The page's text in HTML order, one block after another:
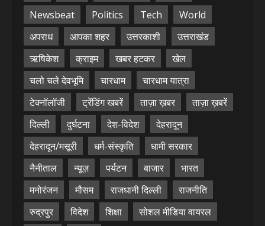
Newsbeat
Politics Tech
World
अपराध
आपका शहर उत्तरकाशी
उत्तराखंड
ऋषिकेश
क्राइम खबर हटकर
खेल
चलो चले देवभूमि
चारधाम
चारधाम यात्रा
टेक्नॉलॉजी
ट्रेंडिंग खबरें ताज़ा ख़बर
ताज़ा ख़बरें
दिल्ली
दुर्घटना देश-विदेश
देहरादून
देहरादून/मसूरी
धर्म-संस्कृति
धामी सरकार
नैनीताल
न्यूज़ पर्यटन बाजार
भारत
मनोरंजन
मौसम राजधानी दिल्ली
राजनीति
रुद्रपुर
विदेश शिक्षा
सोशल मीडिया वायरल